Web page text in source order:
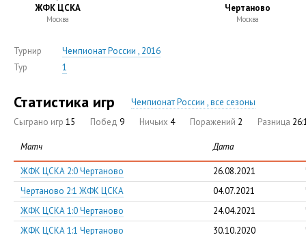
ЖФК ЦСКА
Москва
Чертаново
Москва
Турнир
Чемпионат России , 2016
Тур
1
Статистика игр
Чемпионат России , все сезоны
Сыграно игр 15 Побед 9 Ничьих 4 Поражений 2 Разница
Матч Дата
ЖФК ЦСКА 2:0 Чертаново 26.08.2021
Чертаново 2:1 ЖФК ЦСКА
04.07.2021
ЖФК ЦСКА 1:0 Чертаново
24.04.2021
ЖФК ЦСКА 1:1 Чертаново
30.10.2020